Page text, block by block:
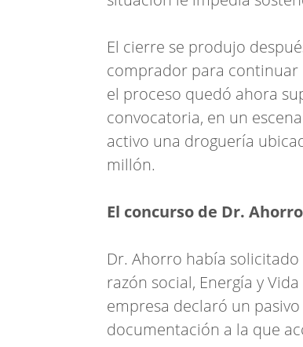
El cierre se produjo
comprador para continuar
el proceso quedó ahora
convocatoria, en un
activo una droguería
millón.
El concurso de Dr. Ahorro
Dr. Ahorro había
razón social, Energía y
empresa declaró un
documentación a la que